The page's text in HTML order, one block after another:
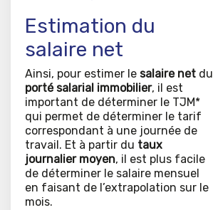
Estimation du
salaire net
Ainsi, pour estimer le salaire net du
porté salarial immobilier, il est
important de déterminer le TJM*
qui permet de déterminer le tarif
correspondant à une journée de
travail. Et à partir du taux
journalier moyen, il est plus facile
de déterminer le salaire mensuel
en faisant de l’extrapolation sur le
mois.